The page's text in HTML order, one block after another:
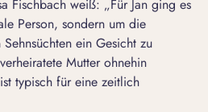
Fischbach weiß: „Für Jan ging es
Person, sondern um die
ein Gesicht zu
Mutter ohnehin
typisch für eine zeitlich